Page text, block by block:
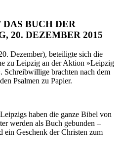
BUCH DER
20. DEZEMBER 2015
Dezember), beteiligte sich die
zu Leipzig an der Aktion »Leipzig
Schreibwillige brachten nach dem
Psalmen zu Papier.
haben die ganze Bibel von
werden als Buch gebunden –
ein Geschenk der Christen zum